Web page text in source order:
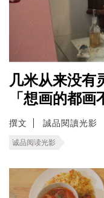
几米从来没有
「想画的都画
撰文 誠品閱讀光影
诚品阅读光影